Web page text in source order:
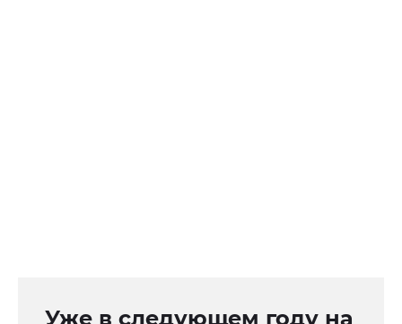
Уже в следующем году на